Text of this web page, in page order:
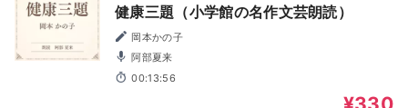
健康三題（小学館の名作文芸朗読）
岡本かの子
阿部夏来
00:13:56